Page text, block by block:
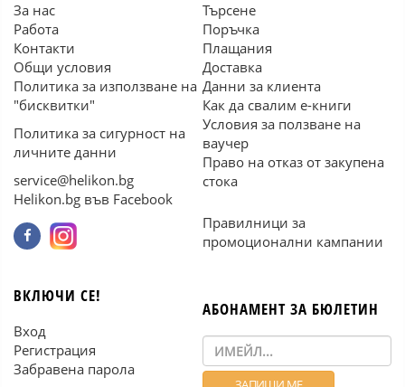
За нас
Работа
Контакти
Общи условия
Политика за използване на
"бисквитки"
Политика за сигурност на
личните данни
service@helikon.bg
Helikon.bg във Facebook
Търсене
Поръчка
Плащания
Доставка
Данни за клиента
Как да свалим е-книги
Условия за ползване на
ваучер
Право на отказ от закупена
стока
Правилници за
промоционални кампании
ВКЛЮЧИ СЕ!
Вход
Регистрация
Забравена парола
АБОНАМЕНТ ЗА БЮЛЕТИН